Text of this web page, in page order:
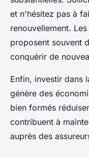
et n'hésitez pas à
renouvellement.
proposent souvent
conquérir de
Enfin, investir dans
génère des
bien formés
contribuent à
auprès des